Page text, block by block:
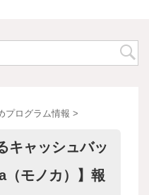
プログラム情報 >
キャッシュバッ
（モノカ）】報